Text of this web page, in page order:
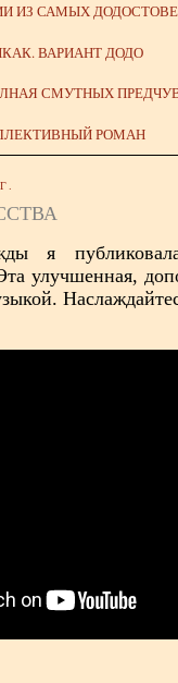
ИЗ САМЫХ
ВАРИАНТ ДОДО
СМУТНЫХ
РОМАН
я
улучшенная,